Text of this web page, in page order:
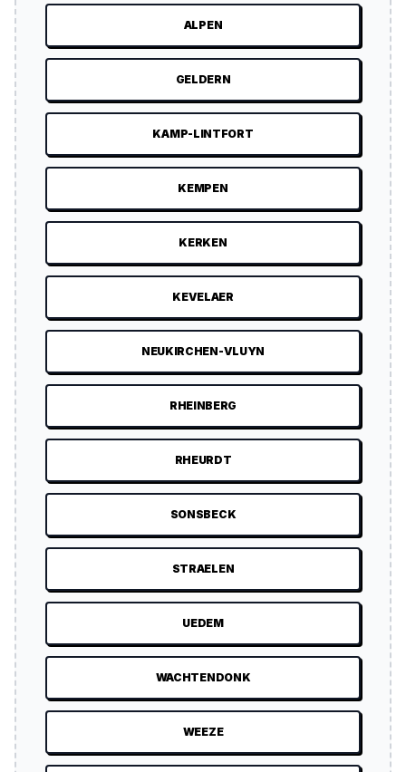
ALPEN
GELDERN
KAMP-LINTFORT
KEMPEN
KERKEN
KEVELAER
NEUKIRCHEN-VLUYN
RHEINBERG
RHEURDT
SONSBECK
STRAELEN
UEDEM
WACHTENDONK
WEEZE